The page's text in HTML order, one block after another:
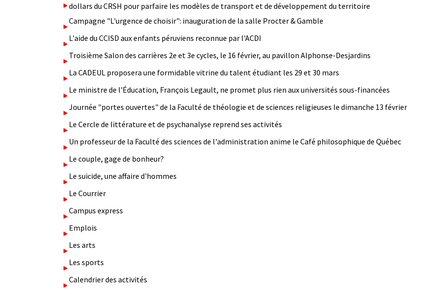
dollars du CRSH pour parfaire les modèles de transport et de développement du territoire
Campagne "L'urgence de choisir": inauguration de la salle Procter & Gamble
L'aide du CCISD aux enfants péruviens reconnue par l'ACDI
Troisième Salon des carrières 2e et 3e cycles, le 16 février, au pavillon Alphonse-Desjardins
La CADEUL proposera une formidable vitrine du talent étudiant les 29 et 30 mars
Le ministre de l'Éducation, François Legault, ne promet plus rien aux universités sous-financées
Journée "portes ouvertes" de la Faculté de théologie et de sciences religieuses le dimanche 13 février
Le Cercle de littérature et de psychanalyse reprend ses activités
Un professeur de la Faculté des sciences de l'administration anime le Café philosophique de Québec
Le couple, gage de bonheur?
Le suicide, une affaire d'hommes
Le Courrier
Campus express
Emplois
Les arts
Les sports
Calendrier des activités